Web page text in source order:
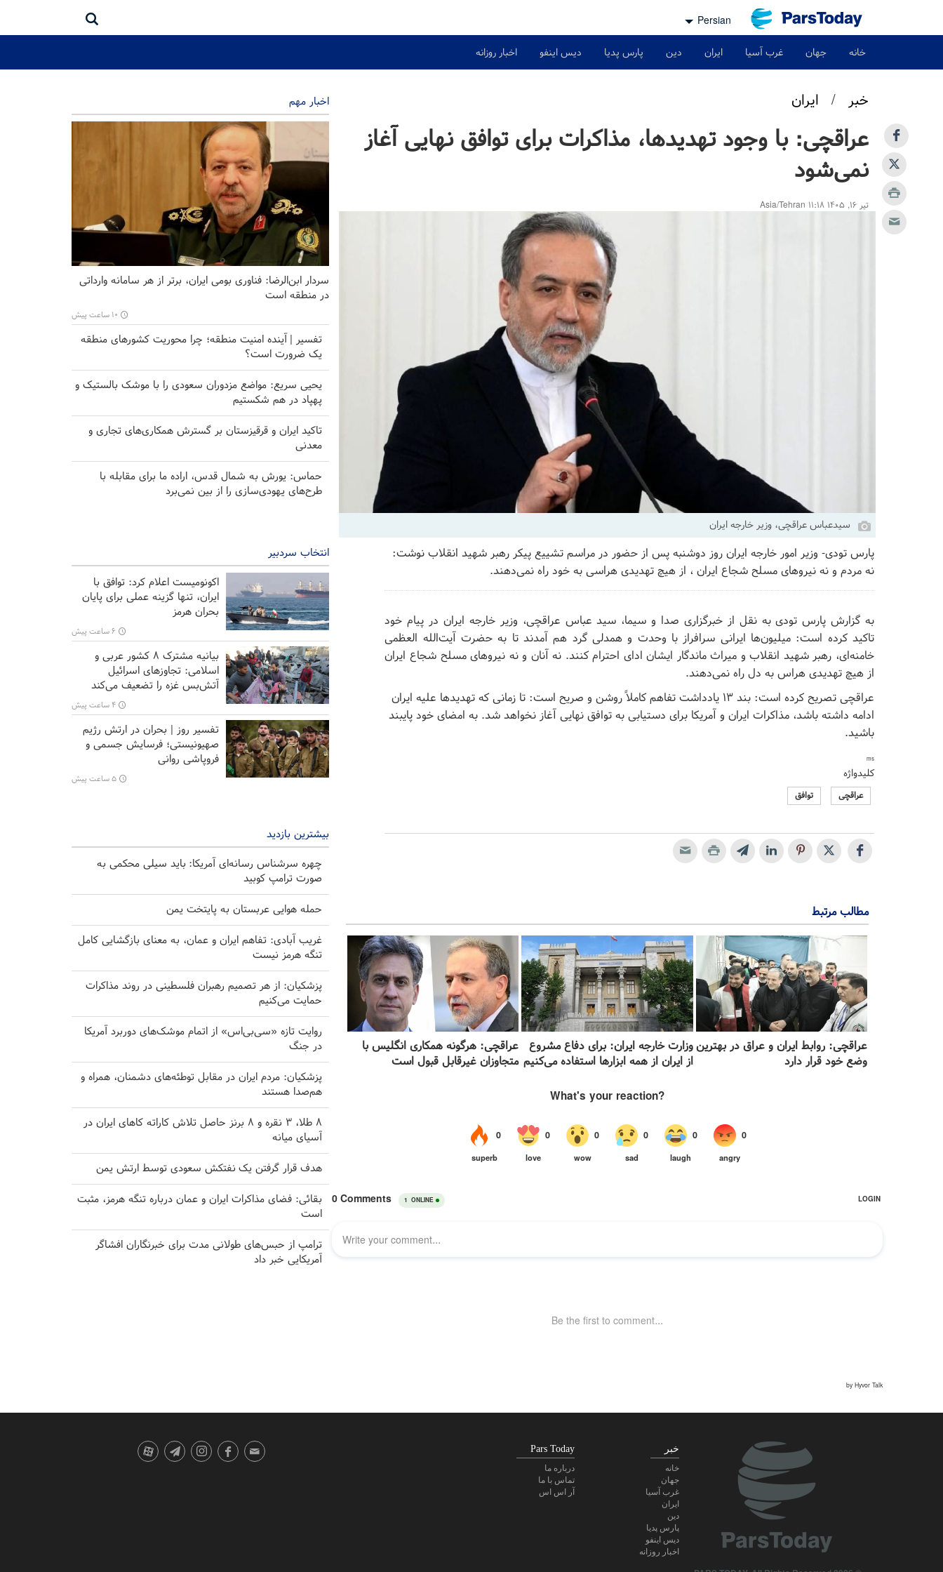
Persian
خانه جهان غرب آسیا ایران دین پارس پدیا دیس اینفو اخبار روزانه
خبر / ایران
عراقچی: با وجود تهدیدها، مذاکرات برای توافق نهایی آغاز
نمی‌شود
تیر ۱۶, ۱۴۰۵ ۱۱:۱۸ Asia/Tehran
سیدعباس عراقچی، وزیر خارجه ایران
پارس تودی- وزیر امور خارجه ایران روز دوشنبه پس از حضور در مراسم تشییع پیکر رهبر شهید انقلاب نوشت:
نه مردم و نه نیرو‌های مسلح شجاع ایران ، از هیچ تهدیدی هراسی به خود راه نمی‌دهند.
به گزارش پارس تودی به نقل از خبرگزاری صدا و سیما، سید عباس عراقچی، وزیر خارجه ایران در پیام خود
تاکید کرده است: میلیون‌ها ایرانی سرافراز با وحدت و همدلی گرد هم آمدند تا به حضرت آیت‌الله العظمی
خامنه‌ای، رهبر شهید انقلاب و میراث ماندگار ایشان ادای احترام کنند. نه آنان و نه نیروهای مسلح شجاع ایران
از هیچ تهدیدی هراس به دل راه نمی‌دهند.
عراقچی تصریح کرده است: بند ۱۳ یادداشت تفاهم کاملاً روشن و صریح است: تا زمانی که تهدیدها علیه ایران
ادامه داشته باشد، مذاکرات ایران و آمریکا برای دستیابی به توافق نهایی آغاز نخواهد شد. به امضای خود پایبند
باشید.
ms
کلیدواژه
عراقچی توافق
مطالب مرتبط
عراقچی: روابط ایران و عراق در بهترین
وضع خود قرار دارد
وزارت خارجه ایران: برای دفاع مشروع
از ایران از همه ابزارها استفاده می‌کنیم
عراقچی: هرگونه همکاری انگلیس با
متجاوزان غیرقابل قبول است
اخبار مهم
سردار ابن‌الرضا: فناوری بومی ایران، برتر از هر سامانه وارداتی
در منطقه است
۱۰ ساعت پیش
تفسیر | آینده امنیت منطقه؛ چرا محوریت کشورهای منطقه
یک ضرورت است؟
یحیی سریع: مواضع مزدوران سعودی را با موشک بالستیک و
پهپاد در هم شکستیم
تاکید ایران و قرقیزستان بر گسترش همکاری‌های تجاری و
معدنی
حماس: یورش به شمال قدس، اراده ما برای مقابله با
طرح‌های یهودی‌سازی را از بین نمی‌برد
انتخاب سردبیر
اکونومیست اعلام کرد: توافق با
ایران، تنها گزینه عملی برای پایان
بحران هرمز
۶ ساعت پیش
بیانیه مشترک ۸ کشور عربی و
اسلامی: تجاوزهای اسرائیل
آتش‌بس غزه را تضعیف می‌کند
۴ ساعت پیش
تفسیر روز | بحران در ارتش رژیم
صهیونیستی؛ فرسایش جسمی و
فروپاشی روانی
۵ ساعت پیش
بیشترین بازدید
چهره سرشناس رسانه‌ای آمریکا: باید سیلی محکمی به
صورت ترامپ کوبید
حمله هوایی عربستان به پایتخت یمن
غریب آبادی: تفاهم ایران و عمان، به معنای بازگشایی کامل
تنگه هرمز نیست
پزشکیان: از هر تصمیم رهبران فلسطینی در روند مذاکرات
حمایت می‌کنیم
روایت تازه «سی‌بی‌اس» از اتمام موشک‌های دوربرد آمریکا
در جنگ
پزشکیان: مردم ایران در مقابل توطئه‌های دشمنان، همراه و
هم‌صدا هستند
۸ طلا، ۳ نقره و ۸ برنز حاصل تلاش کاراته کا‌های ایران در
آسیای میانه
هدف قرار گرفتن یک نفتکش سعودی توسط ارتش یمن
بقائی: فضای مذاکرات ایران و عمان درباره تنگه هرمز، مثبت
است
ترامپ از حبس‌های طولانی مدت برای خبرنگاران افشاگر
آمریکایی خبر داد
خبر
خانه
جهان
غرب آسیا
ایران
دین
پارس پدیا
دیس اینفو
اخبار روزانه
Pars Today
درباره ما
تماس با ما
آر اس اس